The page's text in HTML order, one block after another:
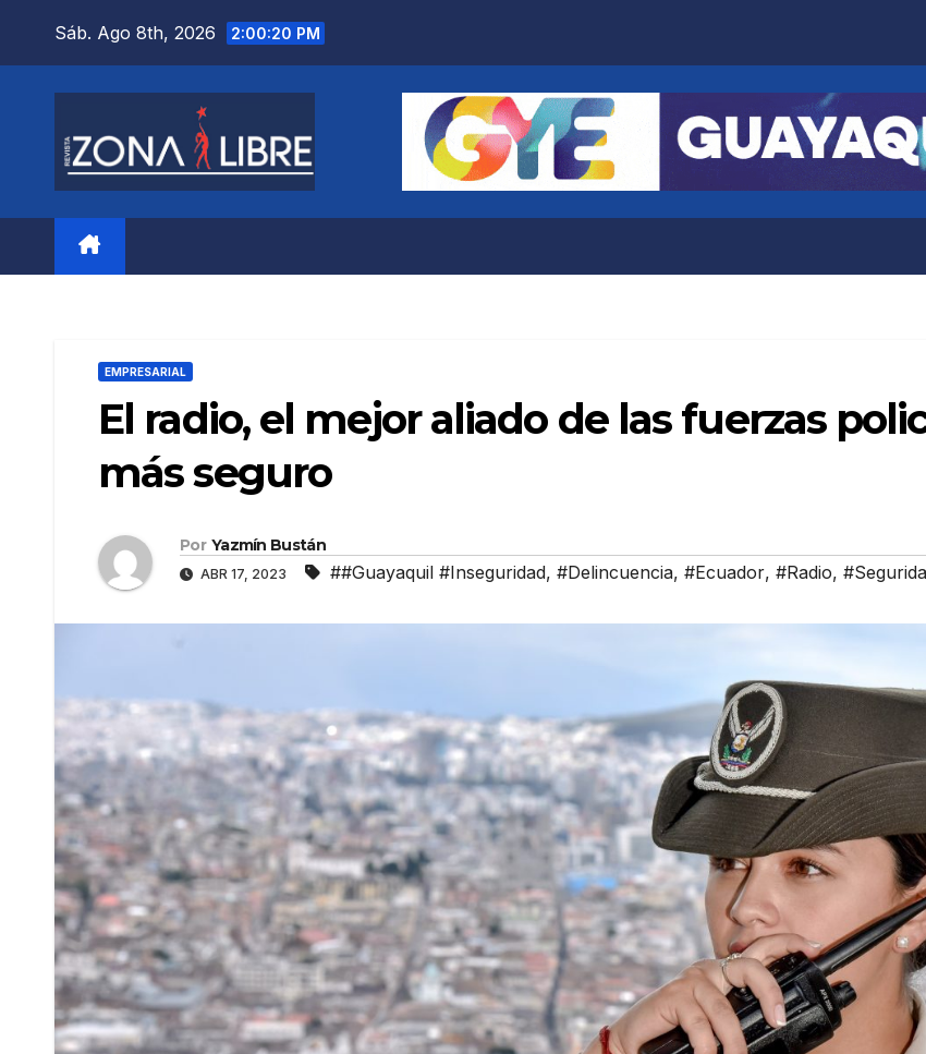
Sáb. Ago 8th, 2026 2:00:22 PM
EMPRESARIAL
El radio, el mejor aliado de las fuerzas
más seguro
Por Yazmín Bustán
ABR 17, 2023 ##Guayaquil #Inseguridad, #Delincuencia, #Ecuador, #Radio,